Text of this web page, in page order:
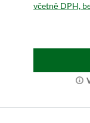
včetně DPH,